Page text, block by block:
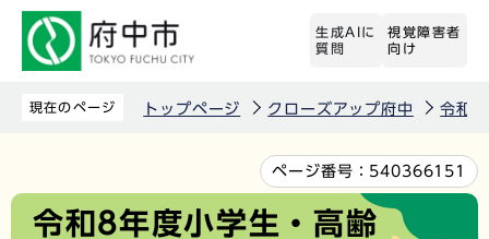
先
生成AIに
質問
視覚障害者
向け
現在のページ トップページ クローズアップ府中 令和8
文
ページ番号： 540366151
令和8年度小学生・高齢